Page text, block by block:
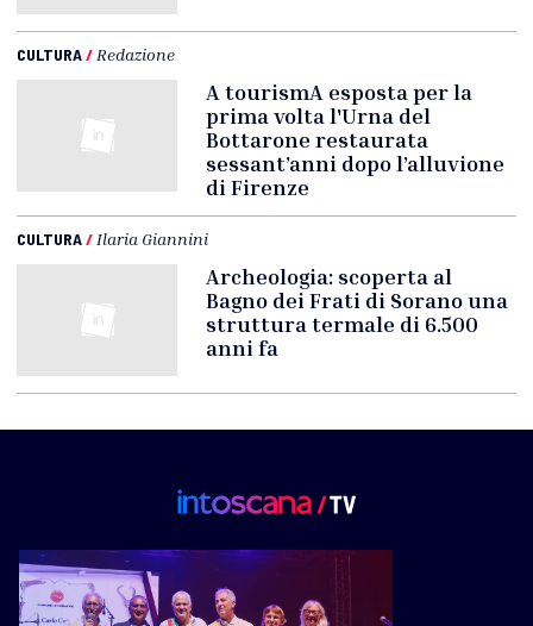
CULTURA/ Redazione
A tourismA esposta per la
prima volta l'Urna del
Bottarone restaurata
sessant’anni dopo l’alluvione
di Firenze
CULTURA/ Ilaria Giannini
Archeologia: scoperta al
Bagno dei Frati di Sorano una
struttura termale di 6.500
anni fa